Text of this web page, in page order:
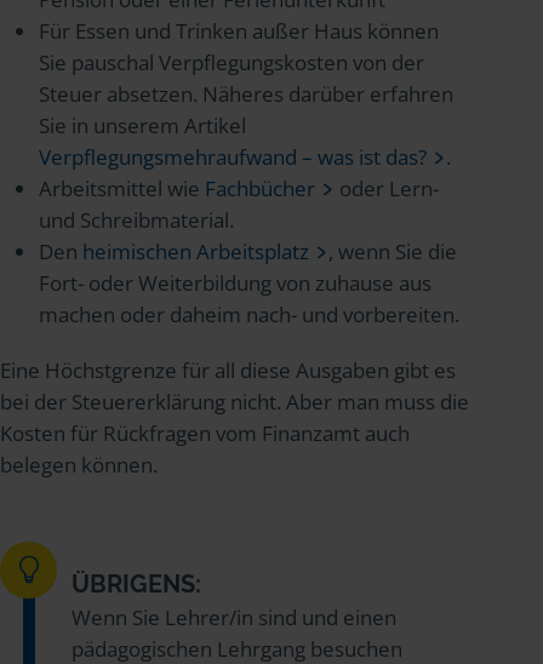
Für Essen und Trinken außer Haus können
Sie pauschal Verpflegungskosten von der
Steuer absetzen. Näheres darüber erfahren
Sie in unserem Artikel
Verpflegungsmehraufwand – was ist das?
.
Arbeitsmittel wie Fachbücher
oder Lern-
und Schreibmaterial.
Den heimischen Arbeitsplatz
, wenn Sie die
Fort- oder Weiterbildung von zuhause aus
machen oder daheim nach- und vorbereiten.
Eine Höchstgrenze für all diese Ausgaben gibt es
bei der Steuererklärung nicht. Aber man muss die
Kosten für Rückfragen vom Finanzamt auch
belegen können.
ÜBRIGENS:
Wenn Sie Lehrer/in sind und einen
pädagogischen Lehrgang besuchen